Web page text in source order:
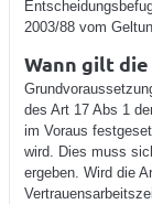
2003/88 vom
Wann gilt
des Art 17 Abs 1
im Voraus
wird. Dies muss
ergeben. Wird die